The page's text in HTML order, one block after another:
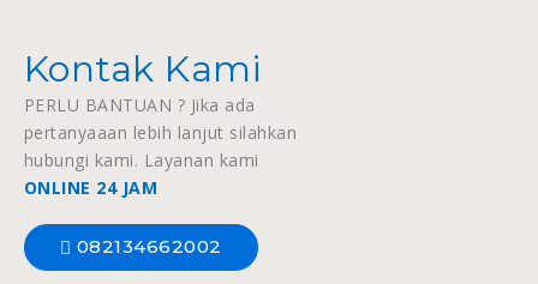
Kontak Kami
PERLU BANTUAN ? Jika ada
pertanyaaan lebih lanjut silahkan
hubungi kami. Layanan kami
ONLINE 24 JAM
082134662002